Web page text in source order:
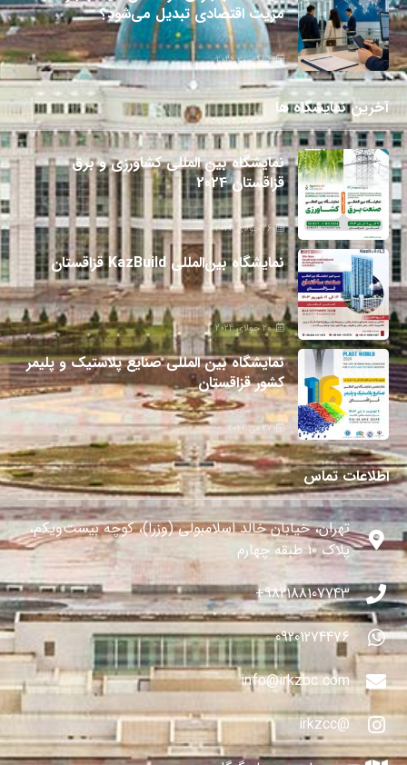
مزیت اقتصادی تبدیل می‌شود؟
6 آگوست 2026
آخرین نمایشگاه ها
نمایشگاه بین المللی کشاورزی و برق
قزاقستان 2024
26 جولای 2024
نمایشگاه بین‌المللی KazBuild قزاقستان
20 جولای 2024
نمایشگاه بین المللی صنایع پلاستیک و پلیمر
کشور قزاقستان
27 می 2024
اطلاعات تماس
تهران، خیابان خالد اسلامبولی (وزرا)، کوچه بیست‌ویکم،
پلاک ۱۰ طبقه چهارم
982188107743+
09201274476
info@irkzbc.com
@irkzcc